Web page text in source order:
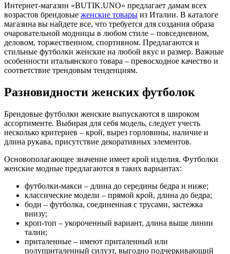
Интернет-магазин «BUTIK.UNO» предлагает дамам всех
возрастов брендовые женские товары из Италии. В каталоге
магазина вы найдете все, что требуется для создания образа
очаровательной модницы в любом стиле – повседневном,
деловом, торжественном, спортивном. Предлагаются и
стильные футболки женские на любой вкус и размер. Важные
особенности итальянского товара – превосходное качество и
соответствие трендовым тенденциям.
Разновидности женских футболок
Брендовые футболки женские выпускаются в широком
ассортименте. Выбирая для себя модель, следует учесть
несколько критериев – крой, вырез горловины, наличие и
длина рукава, присутствие декоративных элементов.
Основополагающее значение имеет крой изделия. Футболки
женские модные предлагаются в таких вариантах:
футболки-макси – длина до середины бедра и ниже;
классические модели – прямой крой, длина до бедра;
боди – футболка, соединенная с трусами, застежка
внизу;
кроп-топ – укороченный вариант, длина выше линии
талии;
приталенные – имеют приталенный или
полуприталенный силуэт, выгодно подчеркивающий